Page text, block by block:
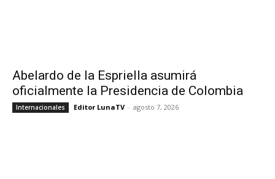
Abelardo de la Espriella asumirá
oficialmente la Presidencia de Colombia
Internacionales Editor LunaTV - agosto 7, 2026